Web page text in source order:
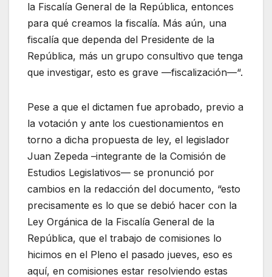
la Fiscalía General de la República, entonces
para qué creamos la fiscalía. Más aún, una
fiscalía que dependa del Presidente de la
República, más un grupo consultivo que tenga
que investigar, esto es grave —fiscalización—“.
Pese a que el dictamen fue aprobado, previo a
la votación y ante los cuestionamientos en
torno a dicha propuesta de ley, el legislador
Juan Zepeda –integrante de la Comisión de
Estudios Legislativos— se pronunció por
cambios en la redacción del documento, “esto
precisamente es lo que se debió hacer con la
Ley Orgánica de la Fiscalía General de la
República, que el trabajo de comisiones lo
hicimos en el Pleno el pasado jueves, eso es
aquí, en comisiones estar resolviendo estas